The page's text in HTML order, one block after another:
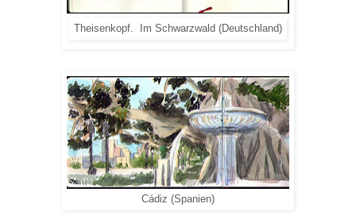
Theisenkopf. Im Schwarzwald (Deutschland)
Cádiz (Spanien)